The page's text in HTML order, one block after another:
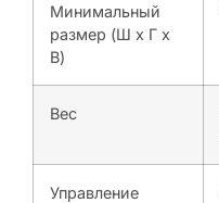
Минимальный
размер (Ш x Г x
В)
Вес
Управление